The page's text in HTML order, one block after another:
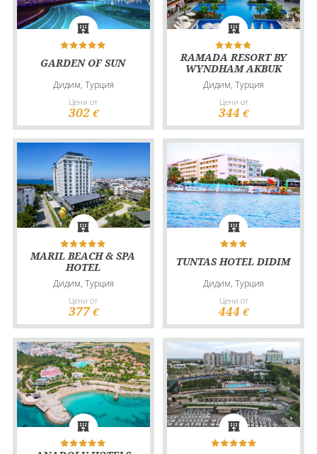
GARDEN OF SUN
Дидим, Турция
Цени от
302 €
RAMADA RESORT BY
WYNDHAM AKBUK
Дидим, Турция
Цени от
344 €
MARIL BEACH & SPA
HOTEL
Дидим, Турция
Цени от
377 €
TUNTAS HOTEL DIDIM
Дидим, Турция
Цени от
444 €